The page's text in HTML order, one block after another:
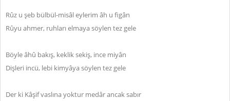
Rûz u şeb bülbül-misâl eylerim âh u figân
Rûyu ahmer, ruhları elmaya söylen tez gele
Böyle âhû bakış, keklik sekiş, ince miyân
Dişleri incü, lebi kimyâya söylen tez gele
Der ki Kâşif vaslına yoktur medâr ancak sabır